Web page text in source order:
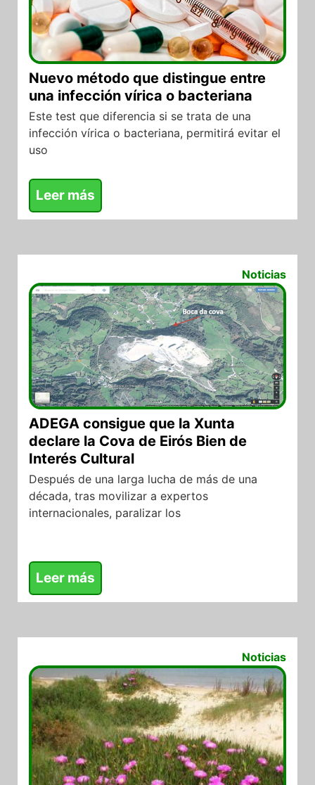
Nuevo método que distingue entre
una infección vírica o bacteriana
Este test que diferencia si se trata de una
infección vírica o bacteriana, permitirá evitar el
uso
Leer más
Noticias
ADEGA consigue que la Xunta
declare la Cova de Eirós Bien de
Interés Cultural
Después de una larga lucha de más de una
década, tras movilizar a expertos
internacionales, paralizar los
Leer más
Noticias